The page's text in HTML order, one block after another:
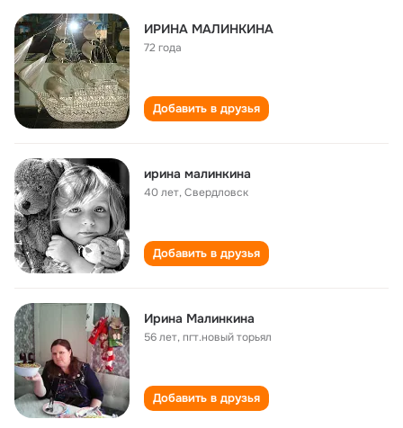
ИРИНА МАЛИНКИНА
72 года
Добавить в друзья
ирина малинкина
40 лет,Свердловск
Добавить в друзья
Ирина Малинкина
56 лет,пгт.новый торьял
Добавить в друзья